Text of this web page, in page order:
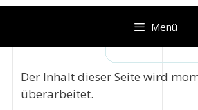
Menü
Der Inhalt dieser Seite wird
überarbeitet.